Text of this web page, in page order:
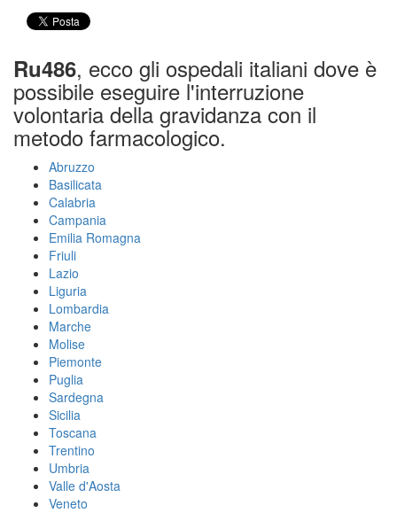
Ru486, ecco gli ospedali italiani dove è
possibile eseguire l'interruzione
volontaria della gravidanza con il
metodo farmacologico.
Abruzzo
Basilicata
Calabria
Campania
Emilia Romagna
Friuli
Lazio
Liguria
Lombardia
Marche
Molise
Piemonte
Puglia
Sardegna
Sicilia
Toscana
Trentino
Umbria
Valle d'Aosta
Veneto